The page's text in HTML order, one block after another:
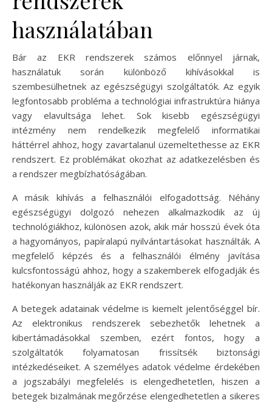
használatában
Bár az EKR rendszerek számos előnnyel járnak,
használatuk során különböző kihívásokkal is
szembesülhetnek az egészségügyi szolgáltatók. Az egyik
legfontosabb probléma a technológiai infrastruktúra hiánya
vagy elavultsága lehet. Sok kisebb egészségügyi
intézmény nem rendelkezik megfelelő informatikai
háttérrel ahhoz, hogy zavartalanul üzemeltethesse az EKR
rendszert. Ez problémákat okozhat az adatkezelésben és
a rendszer megbízhatóságában.
A másik kihívás a felhasználói elfogadottság. Néhány
egészségügyi dolgozó nehezen alkalmazkodik az új
technológiákhoz, különösen azok, akik már hosszú évek óta
a hagyományos, papíralapú nyilvántartásokat használták. A
megfelelő képzés és a felhasználói élmény javítása
kulcsfontosságú ahhoz, hogy a szakemberek elfogadják és
hatékonyan használják az EKR rendszert.
A betegek adatainak védelme is kiemelt jelentőséggel bír.
Az elektronikus rendszerek sebezhetők lehetnek a
kibertámadásokkal szemben, ezért fontos, hogy a
szolgáltatók folyamatosan frissítsék biztonsági
intézkedéseiket. A személyes adatok védelme érdekében
a jogszabályi megfelelés is elengedhetetlen, hiszen a
betegek bizalmának megőrzése elengedhetetlen a sikeres